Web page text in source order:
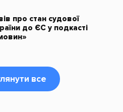
про стан судової
до ЄС у подкасті
все